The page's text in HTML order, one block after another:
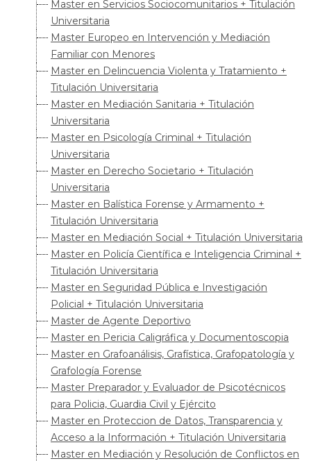
Master en Servicios Sociocomunitarios + Titulación
Universitaria
Master Europeo en Intervención y Mediación
Familiar con Menores
Master en Delincuencia Violenta y Tratamiento +
Titulación Universitaria
Master en Mediación Sanitaria + Titulación
Universitaria
Master en Psicología Criminal + Titulación
Universitaria
Master en Derecho Societario + Titulación
Universitaria
Master en Balística Forense y Armamento +
Titulación Universitaria
Master en Mediación Social + Titulación Universitaria
Master en Policía Científica e Inteligencia Criminal +
Titulación Universitaria
Master en Seguridad Pública e Investigación
Policial + Titulación Universitaria
Master de Agente Deportivo
Master en Pericia Caligráfica y Documentoscopia
Master en Grafoanálisis, Grafística, Grafopatología y
Grafología Forense
Master Preparador y Evaluador de Psicotécnicos
para Policia, Guardia Civil y Ejército
Master en Proteccion de Datos, Transparencia y
Acceso a la Información + Titulación Universitaria
Master en Mediación y Resolución de Conflictos en